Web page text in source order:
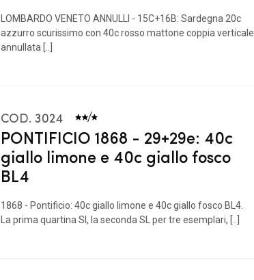
LOMBARDO VENETO ANNULLI - 15C+16B: Sardegna 20c
azzurro scurissimo con 40c rosso mattone coppia verticale
annullata [..]
COD. 3024
PONTIFICIO 1868 - 29+29e: 40c
giallo limone e 40c giallo fosco
BL4
1868 - Pontificio: 40c giallo limone e 40c giallo fosco BL4.
La prima quartina Sl, la seconda SL per tre esemplari, [..]